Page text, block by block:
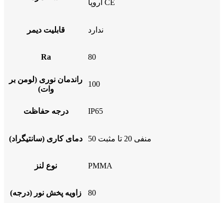
اروپا CE
قابلیت دیمر ندارد
Ra 80
راندمان نوری (لومن بر
وات)
100
درجه حفاظت IP65
دمای کاری (سانتیگراد) منفی 20 تا مثبت 50
نوع لنز PMMA
زاویه پخش نور (درجه) 80